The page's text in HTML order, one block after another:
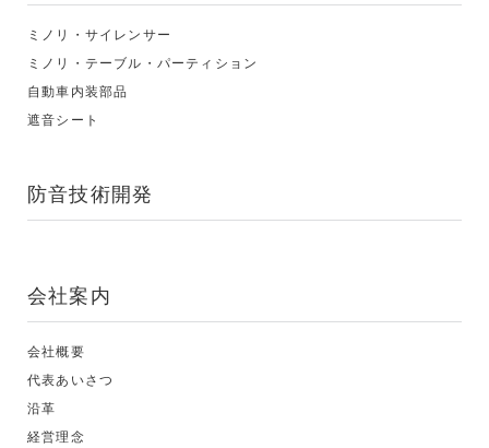
ミノリ・サイレンサー
ミノリ・テーブル・パーティション
自動車内装部品
遮音シート
防音技術開発
会社案内
会社概要
代表あいさつ
沿革
経営理念